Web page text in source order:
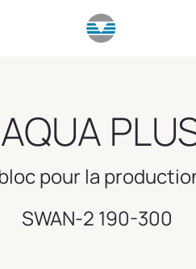
AQUA
pour la
SWAN-2 190-300